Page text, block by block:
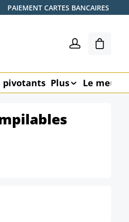
PAIEMENT CARTES BANCAIRES
Le
pivotants Plus Le